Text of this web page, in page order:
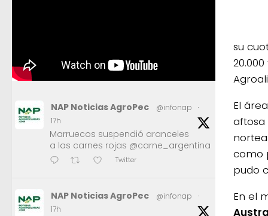
su
El
aftosa
como
pudo
En el
NAP Noticias AgroPec @infonap
·
17h
Marruecos suspendió aranceles
a las carnes rojas @carne_argentina
Twitter
NAP Noticias AgroPec @infonap
·
17h